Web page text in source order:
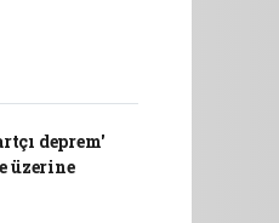
deprem'
üzerine